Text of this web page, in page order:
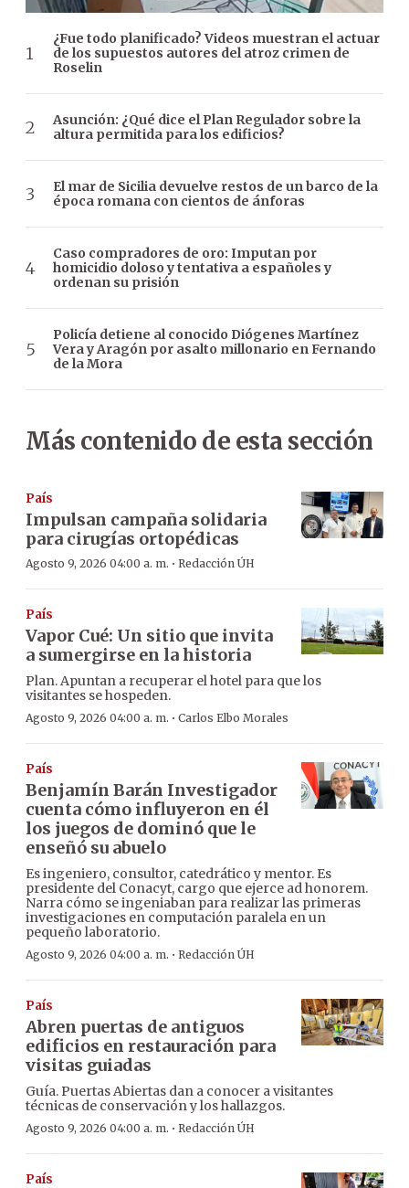
¿Fue todo planificado? Videos muestran el actuar
de los supuestos autores del atroz crimen de
Roselin
Asunción: ¿Qué dice el Plan Regulador sobre la
altura permitida para los edificios?
El mar de Sicilia devuelve restos de un barco de la
época romana con cientos de ánforas
Caso compradores de oro: Imputan por
homicidio doloso y tentativa a españoles y
ordenan su prisión
Policía detiene al conocido Diógenes Martínez
Vera y Aragón por asalto millonario en Fernando
de la Mora
Más contenido de esta sección
País
Impulsan campaña solidaria
para cirugías ortopédicas
Agosto 9, 2026 04:00 a. m. · Redacción ÚH
País
Vapor Cué: Un sitio que invita
a sumergirse en la historia
Plan. Apuntan a recuperar el hotel para que los
visitantes se hospeden.
Agosto 9, 2026 04:00 a. m. · Carlos Elbo Morales
País
Benjamín Barán Investigador
cuenta cómo influyeron en él
los juegos de dominó que le
enseñó su abuelo
Es ingeniero, consultor, catedrático y mentor. Es
presidente del Conacyt, cargo que ejerce ad honorem.
Narra cómo se ingeniaban para realizar las primeras
investigaciones en computación paralela en un
pequeño laboratorio.
Agosto 9, 2026 04:00 a. m. · Redacción ÚH
País
Abren puertas de antiguos
edificios en restauración para
visitas guiadas
Guía. Puertas Abiertas dan a conocer a visitantes
técnicas de conservación y los hallazgos.
Agosto 9, 2026 04:00 a. m. · Redacción ÚH
País